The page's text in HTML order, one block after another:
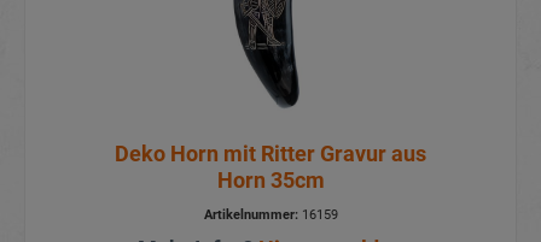
Deko Horn mit Ritter Gravur aus
Horn 35cm
Artikelnummer:16159